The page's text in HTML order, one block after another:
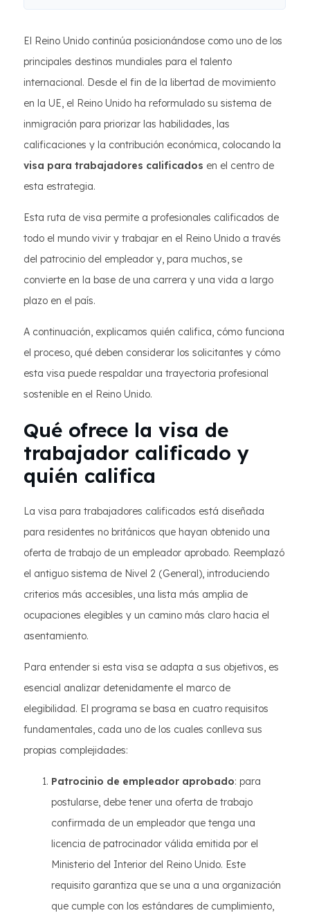
El Reino Unido continúa posicionándose como uno de los
principales destinos mundiales para el talento
internacional. Desde el fin de la libertad de movimiento
en la UE, el Reino Unido ha reformulado su sistema de
inmigración para priorizar las habilidades, las
calificaciones y la contribución económica, colocando la
visa para trabajadores calificados en el centro de
esta estrategia.
Esta ruta de visa permite a profesionales calificados de
todo el mundo vivir y trabajar en el Reino Unido a través
del patrocinio del empleador y, para muchos, se
convierte en la base de una carrera y una vida a largo
plazo en el país.
A continuación, explicamos quién califica, cómo funciona
el proceso, qué deben considerar los solicitantes y cómo
esta visa puede respaldar una trayectoria profesional
sostenible en el Reino Unido.
Qué ofrece la visa de
trabajador calificado y
quién califica
La visa para trabajadores calificados está diseñada
para residentes no británicos que hayan obtenido una
oferta de trabajo de un empleador aprobado. Reemplazó
el antiguo sistema de Nivel 2 (General), introduciendo
criterios más accesibles, una lista más amplia de
ocupaciones elegibles y un camino más claro hacia el
asentamiento.
Para entender si esta visa se adapta a sus objetivos, es
esencial analizar detenidamente el marco de
elegibilidad. El programa se basa en cuatro requisitos
fundamentales, cada uno de los cuales conlleva sus
propias complejidades:
Patrocinio de empleador aprobado: para
postularse, debe tener una oferta de trabajo
confirmada de un empleador que tenga una
licencia de patrocinador válida emitida por el
Ministerio del Interior del Reino Unido. Este
requisito garantiza que se una a una organización
que cumple con los estándares de cumplimiento,